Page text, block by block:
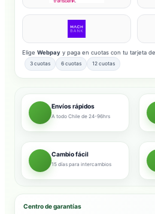
Elige Webpay y paga en cuotas con tu tarjeta
3 cuotas 6 cuotas 12 cuotas
Envíos rápidos
A todo Chile de 24-96hrs
Cambio fácil
15 días para intercambios
Centro de garantías